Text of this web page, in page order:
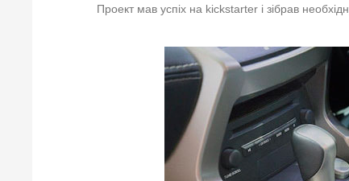
Проект мав успіх на kickstarter і зібрав